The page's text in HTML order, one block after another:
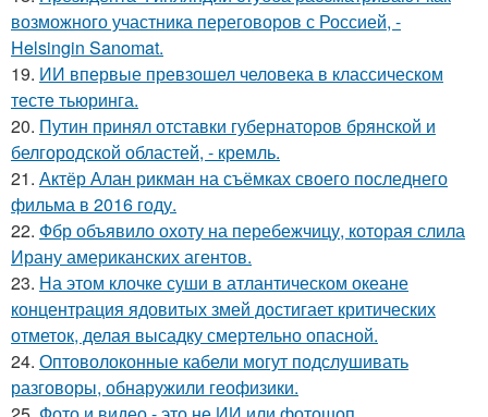
возможного участника переговоров с Россией, -
Helsingin Sanomat.
19. ИИ впервые превзошел человека в классическом
тесте тьюринга.
20. Путин принял отставки губернаторов брянской и
белгородской областей, - кремль.
21. Актёр Алан рикман на съёмках своего последнего
фильма в 2016 году.
22. Фбр объявило охоту на перебежчицу, которая слила
Ирану американских агентов.
23. На этом клочке суши в атлантическом океане
концентрация ядовитых змей достигает критических
отметок, делая высадку смертельно опасной.
24. Оптоволоконные кабели могут подслушивать
разговоры, обнаружили геофизики.